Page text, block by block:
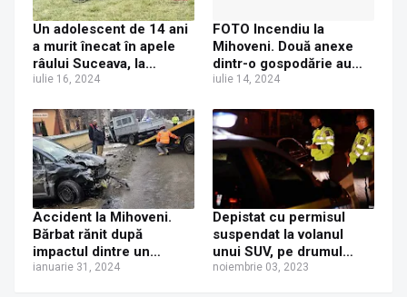
Un adolescent de 14 ani
a murit înecat în apele
râului Suceava, la
Mihoveni | FOTO
iulie 16, 2024
FOTO Incendiu la
Mihoveni. Două anexe
dintr-o gospodărie au
fost distruse de flăcări
iulie 14, 2024
Accident la Mihoveni.
Bărbat rănit după
impactul dintre un
autoturism și o
ianuarie 31, 2024
Depistat cu permisul
suspendat la volanul
unui SUV, pe drumul
Mihoveni-Șcheia. Dosar
noiembrie 03, 2023